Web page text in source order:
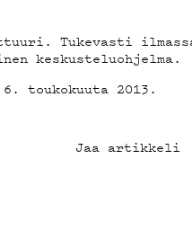
Tukevasti
keskusteluohjelma.
toukokuuta 2013.
Jaa artikkeli